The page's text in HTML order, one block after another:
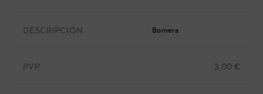
DESCRIPCIÓN Bornera
PVP 3,00 €